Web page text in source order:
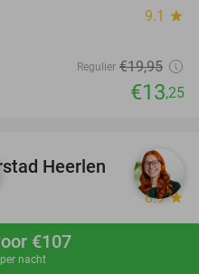
nu €107
nacht
9.1 star
Regulier €19,95
€13,25
32%
Heerlen
8.9star